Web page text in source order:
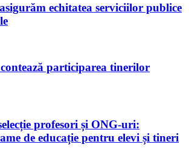
echitatea serviciilor publice
contează participarea tinerilor
profesori și ONG-uri:
de educație pentru elevi și tineri